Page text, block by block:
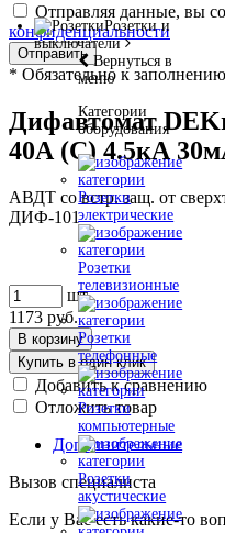
Розетки и
выключатели
Вернуться в
меню
Категории
оборудования
Розетки
электрические
Розетки
телевизионные
Розетки
телефонные
Розетки
компьютерные
Розетки
акустические
Отправляя данные, вы
конфиденциальности
Отправить
* Обязательно к заполнению
Дифавтомат
40А (C) 4.5кА
АВДТ со встр. защ. от
ДИФ-101
шт
1173 руб.
В корзину
Купить в один клик
Добавить к сравнению
Отложить товар
Дополнительные
Вызов специалиста
Если у Вас есть какие-то